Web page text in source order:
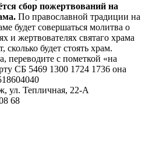
сбор пожертвований на
По православной традиции на
будет совершаться молитва о
и жертвователях святаго храма
сколько будет стоять храм.
переводите с пометкой «на
СБ 5469 1300 1724 1736 она
ул. Тепличная, 22-А
68